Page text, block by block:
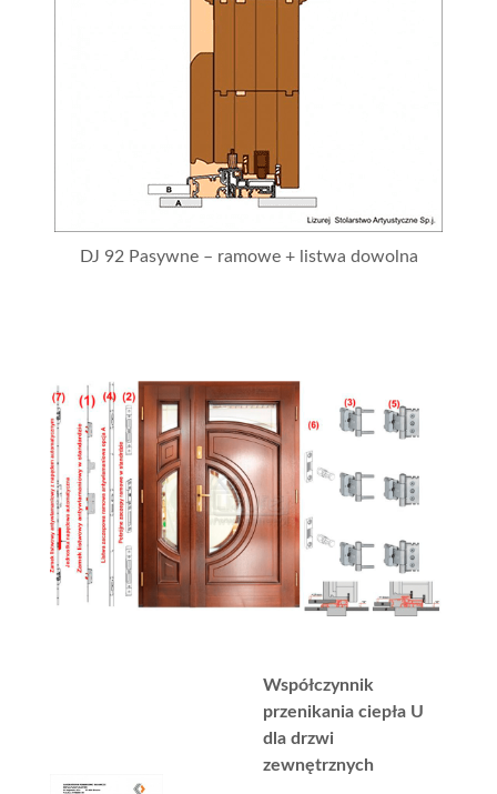
DJ 92 Pasywne – ramowe + listwa dowolna
Współczynnik
przenikania ciepła U
dla drzwi
zewnętrznych